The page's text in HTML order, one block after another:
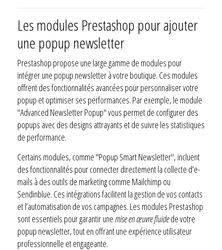
Les modules Prestashop pour ajouter
une popup newsletter
Prestashop propose une large gamme de modules pour
intégrer une popup newsletter à votre boutique. Ces modules
offrent des fonctionnalités avancées pour personnaliser votre
popup et optimiser ses performances. Par exemple, le module
"Advanced Newsletter Popup" vous permet de configurer des
popups avec des designs attrayants et de suivre les statistiques
de performance.
Certains modules, comme "Popup Smart Newsletter", incluent
des fonctionnalités pour connecter directement la collecte d’e-
mails à des outils de marketing comme Mailchimp ou
Sendinblue. Ces intégrations facilitent la gestion de vos contacts
et l’automatisation de vos campagnes. Les modules Prestashop
sont essentiels pour garantir une mise en œuvre fluidede votre
popup newsletter, tout en offrant une expérience utilisateur
professionnelle et engageante.